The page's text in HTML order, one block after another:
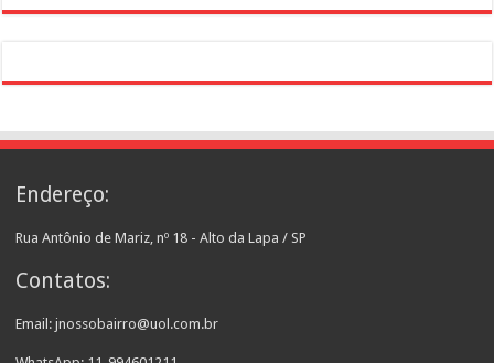
Endereço:
Rua Antônio de Mariz, nº 18 - Alto da Lapa / SP
Contatos:
Email: jnossobairro@uol.com.br